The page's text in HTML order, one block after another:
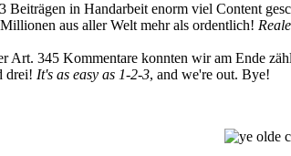
Beiträgen in Handarbeit enorm viel Content
aus aller Welt mehr als ordentlich!
Art. 345 Kommentare konnten wir am Ende
drei! It's as easy as 1-2-3, and we're out. Bye!